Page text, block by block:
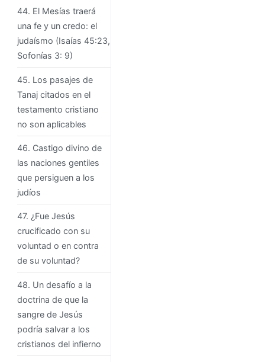
44. El Mesías traerá
una fe y un credo: el
judaísmo (Isaías 45:23,
Sofonías 3: 9)
45. Los pasajes de
Tanaj citados en el
testamento cristiano
no son aplicables
46. Castigo divino de
las naciones gentiles
que persiguen a los
judíos
47. ¿Fue Jesús
crucificado con su
voluntad o en contra
de su voluntad?
48. Un desafío a la
doctrina de que la
sangre de Jesús
podría salvar a los
cristianos del infierno